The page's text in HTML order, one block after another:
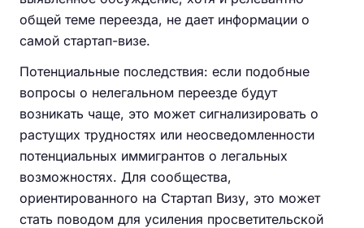
общей теме переезда, не дает информации о
самой стартап-визе.
Потенциальные последствия: если подобные
вопросы о нелегальном переезде будут
возникать чаще, это может сигнализировать о
растущих трудностях или неосведомленности
потенциальных иммигрантов о легальных
возможностях. Для сообщества,
ориентированного на Стартап Визу, это может
стать поводом для усиления просветительской